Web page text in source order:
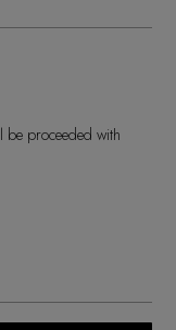
proceeded with